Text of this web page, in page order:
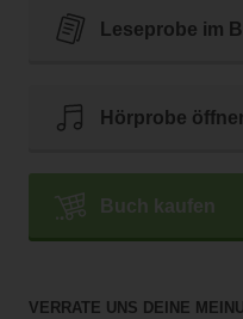
Leseprobe im
Hörprobe
Buch kaufen
VERRATE UNS DEINE